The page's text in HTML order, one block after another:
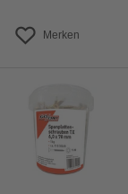
Merken